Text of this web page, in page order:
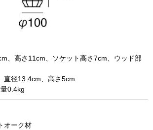
、高さ11cm、ソケット高さ7cm、ウッド部
直径13.4cm、高さ5cm
0.4kg
オーク材